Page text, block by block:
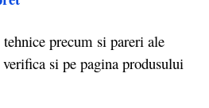
precum si pareri ale
si pe pagina produsului